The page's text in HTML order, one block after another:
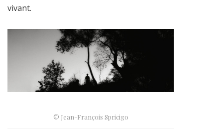
vivant.
© Jean-François Spricigo